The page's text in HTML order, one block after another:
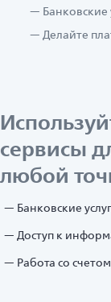
Делайте
сервисы
любой
Банковские
Доступ к
Работа со